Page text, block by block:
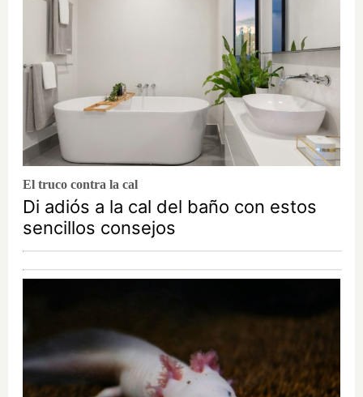
El truco contra la cal
Di adiós a la cal del baño con estos
sencillos consejos